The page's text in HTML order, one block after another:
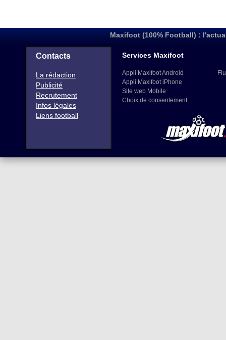
Maxifoot (100% Football) :
Contacts
La rédaction
Publicité
Recrutement
Infos légales
Liens football
Services Maxifoot
Appli Maxifoot Android
Appli Maxifoot iPhone
Site web Mobile
Choix de consentement